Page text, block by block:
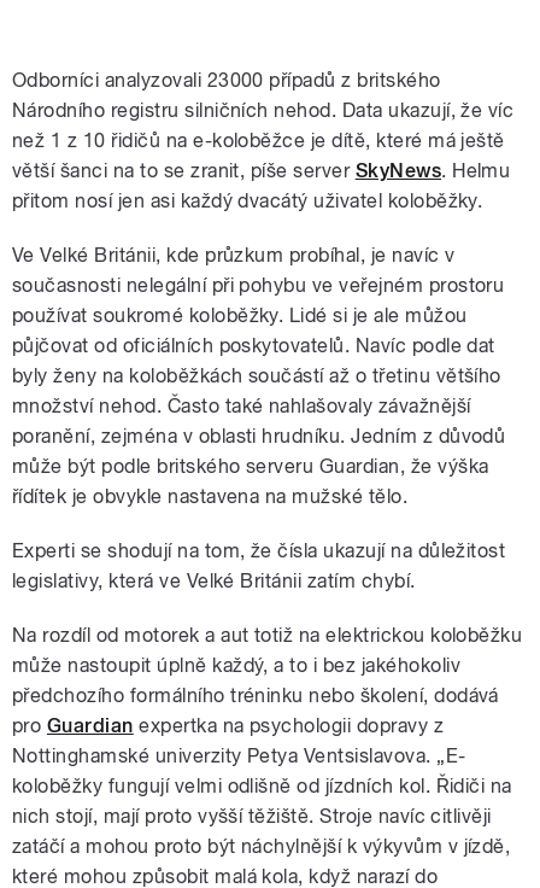
Odborníci analyzovali 23000 případů z britského
Národního registru silničních nehod. Data ukazují, že víc
než 1 z 10 řidičů na e-koloběžce je dítě, které má ještě
větší šanci na to se zranit, píše server SkyNews. Helmu
přitom nosí jen asi každý dvacátý uživatel koloběžky.
Ve Velké Británii, kde průzkum probíhal, je navíc v
současnosti nelegální při pohybu ve veřejném prostoru
používat soukromé koloběžky. Lidé si je ale můžou
půjčovat od oficiálních poskytovatelů. Navíc podle dat
byly ženy na koloběžkách součástí až o třetinu většího
množství nehod. Často také nahlašovaly závažnější
poranění, zejména v oblasti hrudníku. Jedním z důvodů
může být podle britského serveru Guardian, že výška
řídítek je obvykle nastavena na mužské tělo.
Experti se shodují na tom, že čísla ukazují na důležitost
legislativy, která ve Velké Británii zatím chybí.
Na rozdíl od motorek a aut totiž na elektrickou koloběžku
může nastoupit úplně každý, a to i bez jakéhokoliv
předchozího formálního tréninku nebo školení, dodává
pro Guardian expertka na psychologii dopravy z
Nottinghamské univerzity Petya Ventsislavova. „E-
koloběžky fungují velmi odlišně od jízdních kol. Řidiči na
nich stojí, mají proto vyšší těžiště. Stroje navíc citlivěji
zatáčí a mohou proto být náchylnější k výkyvům v jízdě,
které mohou způsobit malá kola, když narazí do